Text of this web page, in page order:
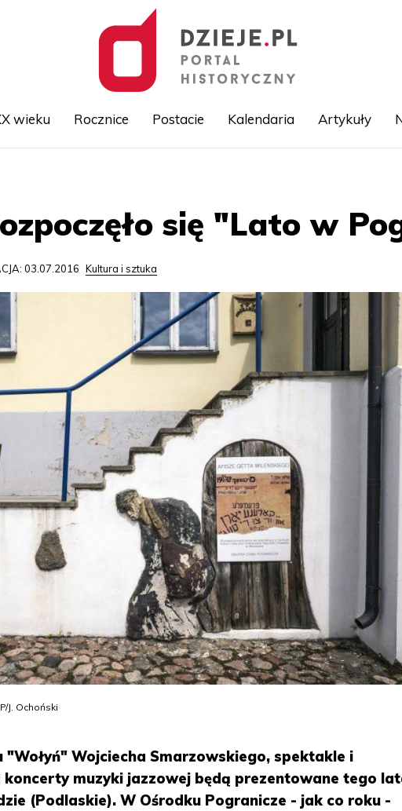
wieku Rocznice Postacie Kalendaria Artykuły
się "Lato w
03.07.2016 Kultura i sztuka
J. Ochoński
Wojciecha Smarzowskiego, spektakle i
muzyki jazzowej będą prezentowane tego
(Podlaskie). W Ośrodku Pogranicze - jak co roku -